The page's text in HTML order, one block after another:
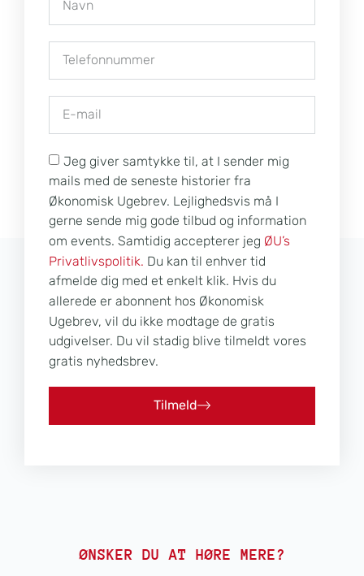
Jeg giver samtykke til, at I sender mig
mails med de seneste historier fra
Økonomisk Ugebrev. Lejlighedsvis må I
gerne sende mig gode tilbud og information
om events. Samtidig accepterer jeg ØU’s
Privatlivspolitik. Du kan til enhver tid
afmelde dig med et enkelt klik. Hvis du
allerede er abonnent hos Økonomisk
Ugebrev, vil du ikke modtage de gratis
udgivelser. Du vil stadig blive tilmeldt vores
gratis nyhedsbrev.
Tilmeld
ØNSKER DU AT HØRE MERE?